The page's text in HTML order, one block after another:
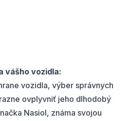
vášho vozidla:
vozidla, výber správnych
ovplyvniť jeho dlhodobý
Nasiol, známa svojou